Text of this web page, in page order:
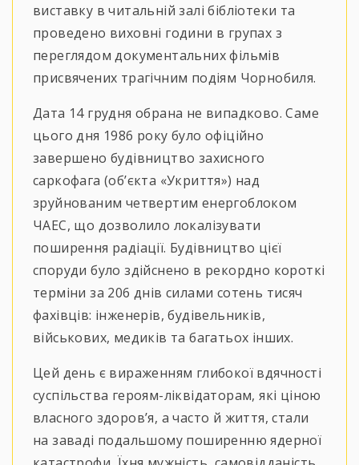
виставку в читальній залі бібліотеки та
проведено виховні години в групах з
переглядом документальних фільмів
присвячених трагічним подіям Чорнобиля.
Дата 14 грудня обрана не випадково. Саме
цього дня 1986 року було офіційно
завершено будівництво захисного
саркофага (об’єкта «Укриття») над
зруйнованим четвертим енергоблоком
ЧАЕС, що дозволило локалізувати
поширення радіації. Будівництво цієї
споруди було здійснено в рекордно короткі
терміни за 206 днів силами сотень тисяч
фахівців: інженерів, будівельників,
військових, медиків та багатьох інших.
Цей день є вираженням глибокої вдячності
суспільства героям-ліквідаторам, які ціною
власного здоров’я, а часто й життя, стали
на заваді подальшому поширенню ядерної